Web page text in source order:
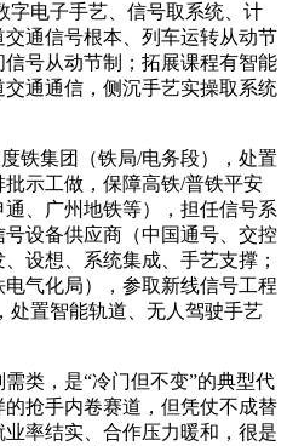
电子手艺、信号取系统、计
通信号根本、列车运转从动节
号从动节制；拓展课程有智能
通通信，侧沉手艺实操取系统
集团（铁局/电务段），处置
示工做，保障高铁/普铁平安
、广州地铁等），担任信号系
设备供应商（中国通号、交控
设想、系统集成、手艺支撑；
气化局），参取新线信号工程
处置智能轨道、无人驾驶手艺
，是“冷门但不变”的典型代
抢手内卷赛道，但凭仗不成替
率结实、合作压力暖和，很是